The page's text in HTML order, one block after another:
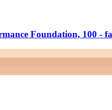
Foundation, 100 -​